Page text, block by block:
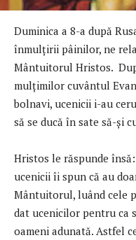
Duminica a 8-a după
înmulţirii pâinilor, ne
Mântuitorul Hristos.
mulţimilor cuvântul
bolnavi, ucenicii i-au
să se ducă în sate să-şi
Hristos le răspunde
ucenicii îi spun că au
Mântuitorul, luând cele
dat ucenicilor pentru ca
oameni adunată. Astfel